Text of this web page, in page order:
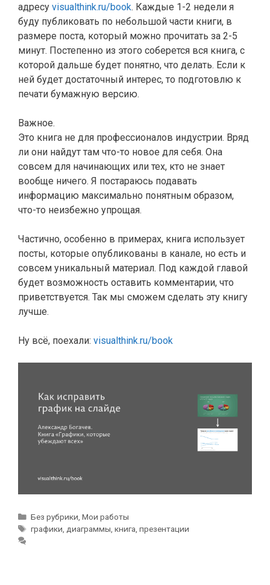
адресу visualthink.ru/book. Каждые 1-2 недели я
буду публиковать по небольшой части книги, в
размере поста, который можно прочитать за 2-5
минут. Постепенно из этого соберется вся книга, с
которой дальше будет понятно, что делать. Если к
ней будет достаточный интерес, то подготовлю к
печати бумажную версию.
Важное.
Это книга не для профессионалов индустрии. Вряд
ли они найдут там что-то новое для себя. Она
совсем для начинающих или тех, кто не знает
вообще ничего. Я постараюсь подавать
информацию максимально понятным образом,
что-то неизбежно упрощая.
Частично, особенно в примерах, книга использует
посты, которые опубликованы в канале, но есть и
совсем уникальный материал. Под каждой главой
будет возможность оставить комментарии, что
приветствуется. Так мы сможем сделать эту книгу
лучше.
Ну всё, поехали: visualthink.ru/book
Р
у
Без рубрики,Мои работы
М
графики,диаграммы,книга,презентации